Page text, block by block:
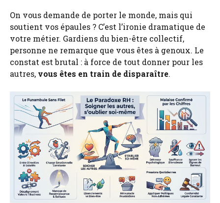
On vous demande de porter le monde, mais qui
soutient vos épaules ? C’est l’ironie dramatique de
votre métier. Gardiens du bien-être collectif,
personne ne remarque que vous êtes à genoux. Le
constat est brutal : à force de tout donner pour les
autres, vous êtes en train de disparaître.